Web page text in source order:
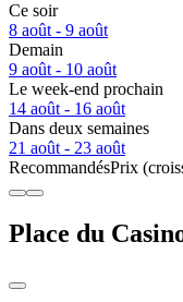
Ce soir
8 août - 9 août
Demain
9 août - 10 août
Le week-end prochain
14 août - 16 août
Dans deux semaines
21 août - 23 août
RecommandésPrix
Place du